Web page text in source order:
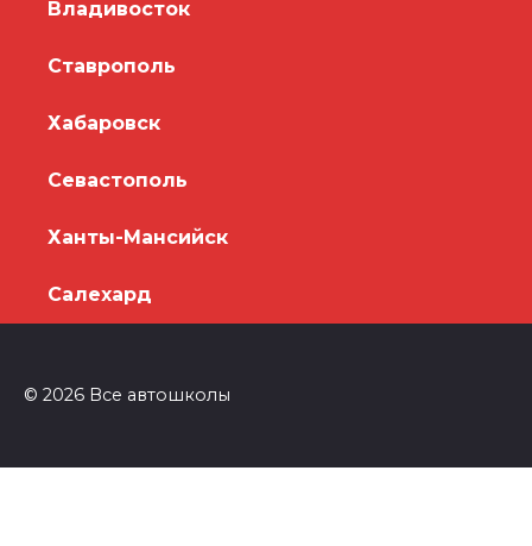
Владивосток
Ставрополь
Хабаровск
Севастополь
Ханты-Мансийск
Салехард
© 2026 Все автошколы